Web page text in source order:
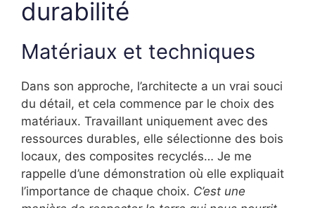
durabilité
Matériaux et techniques
Dans son approche, l’architecte a un vrai souci
du détail, et cela commence par le choix des
matériaux. Travaillant uniquement avec des
ressources durables, elle sélectionne des bois
locaux, des composites recyclés… Je me
rappelle d’une démonstration où elle expliquait
l’importance de chaque choix. C’est une